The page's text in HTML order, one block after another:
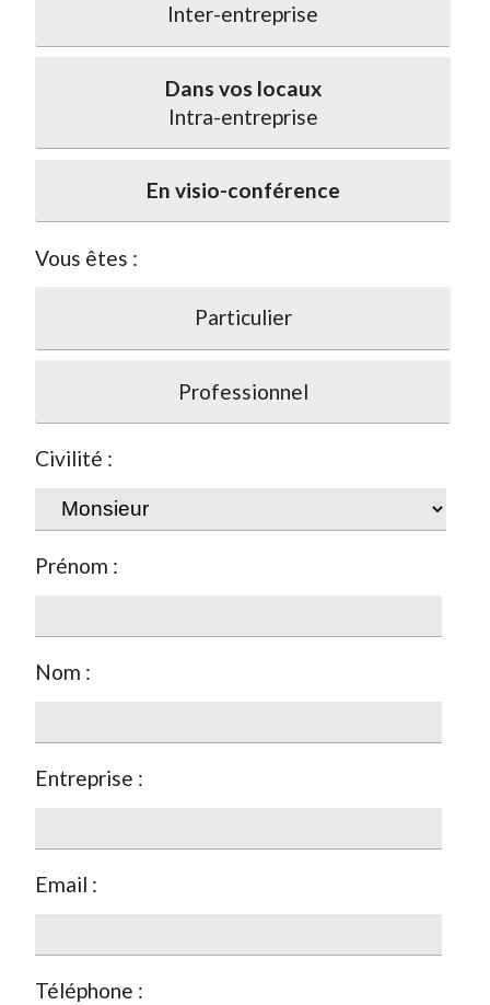
Inter-entreprise
Dans vos locaux
Intra-entreprise
En visio-conférence
Vous êtes :
Particulier
Professionnel
Civilité :
Prénom :
Nom :
Entreprise :
Email :
Téléphone :